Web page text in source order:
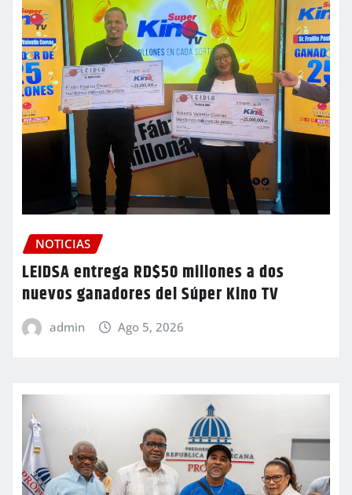
NOTICIAS
LEIDSA entrega RD$50 millones a dos
nuevos ganadores del Súper Kino TV
admin Ago 5, 2026